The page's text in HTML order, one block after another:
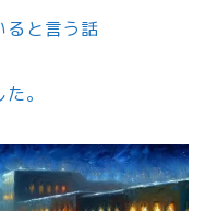
ると言う話
。